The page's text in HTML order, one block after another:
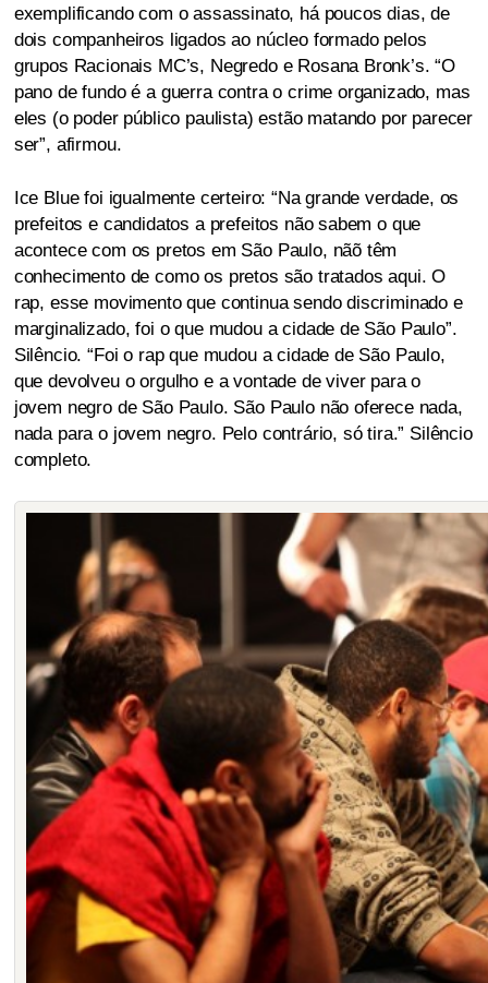
exemplificando com o assassinato, há poucos dias, de
dois companheiros ligados ao núcleo formado pelos
grupos Racionais MC’s, Negredo e Rosana Bronk’s. “O
pano de fundo é a guerra contra o crime organizado, mas
eles (o poder público paulista) estão matando por parecer
ser”, afirmou.
Ice Blue foi igualmente certeiro: “Na grande verdade, os
prefeitos e candidatos a prefeitos não sabem o que
acontece com os pretos em São Paulo, nãõ têm
conhecimento de como os pretos são tratados aqui. O
rap, esse movimento que continua sendo discriminado e
marginalizado, foi o que mudou a cidade de São Paulo”.
Silêncio. “Foi o rap que mudou a cidade de São Paulo,
que devolveu o orgulho e a vontade de viver para o
jovem negro de São Paulo. São Paulo não oferece nada,
nada para o jovem negro. Pelo contrário, só tira.” Silêncio
completo.